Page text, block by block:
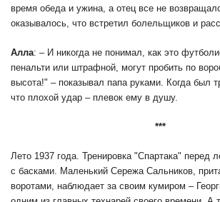
время обеда и ужина, а отец все не
оказывалось, что встретил болельщиков и
Алла: – И никогда не понимал, как это
пенальти или штрафной, могут пробить по
высота!" – показывал папа руками. Когда был
что плохой удар – плевок ему в душу.
***
Лето 1937 года. Тренировка "Спартака" перед
с басками. Маленький Сережа Сальников,
воротами, наблюдает за своим кумиром –